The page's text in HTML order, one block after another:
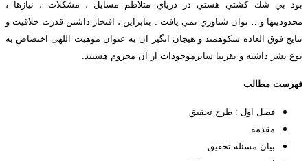
بود بي شك كشتي هستي در درياي متلاطم مسايل ، مشكلات ، نيازها ،
محدوديتها و… توان شناوري نمي يافت . بنابراین ، افتخار داشتن قدرت خلاقیت و
نتایج فوق العاده شکوهمند و هیجان انگیز آن به عنوان موهبت اللهی اختصاص به
نوع بشر داشته و تقريبا سایرموجودات از آن محروم هستند.
فهرست مطالب
فصل اول : طرح تحقيق
مقدمه
بيان مسئله تحقيق